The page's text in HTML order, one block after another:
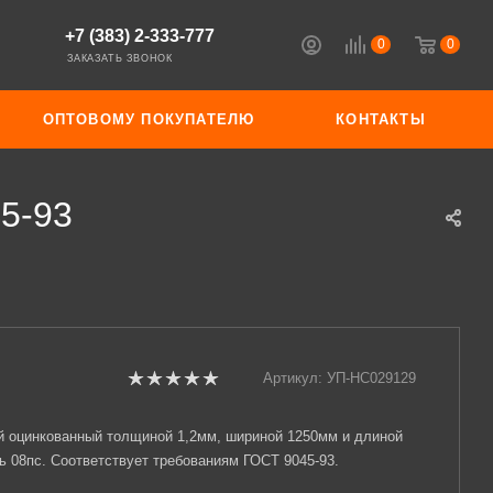
0 0
+7 (383) 2-333-777
ЗАКАЗАТЬ ЗВОНОК
ОПТОВОМУ ПОКУПАТЕЛЮ КОНТАКТЫ
93
Артикул: УП-НС029129
оцинкованный толщиной 1,2мм, шириной 1250мм и длиной
08пс. Соответствует требованиям ГОСТ 9045-93.